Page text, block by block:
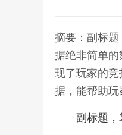
摘要：副标
据绝非简单
现了玩家的
据，能帮助
副标题，